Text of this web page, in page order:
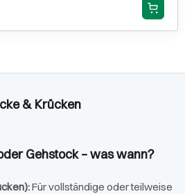
& Krücken
Gehstock – was wann?
Für vollständige oder teilweise